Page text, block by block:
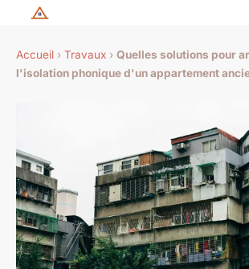
Accueil › Travaux › Quelles solutions pour
l'isolation phonique d'un appartement